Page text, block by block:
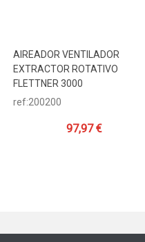
Añadir Al Carrito
AIREADOR VENTILADOR
EXTRACTOR ROTATIVO
FLETTNER 3000
ref:200200
97,97 €